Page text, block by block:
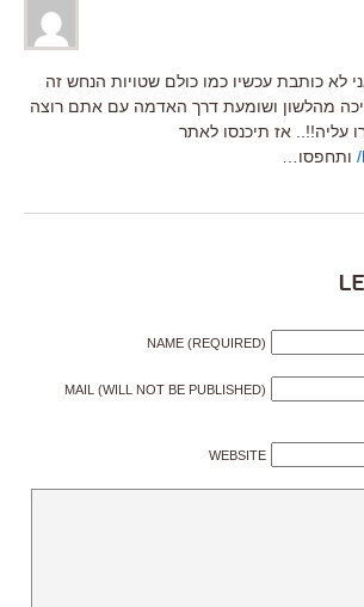
לא כותבת עכשיו כמו כולם שטויות הנחש זה
מהלשון ושומעת דרך האדמה עם אתם רוצה
עליה!!.. אז תיכנסו לאתר
ותחפסו…
NAME (REQUIRED)
MAIL (WILL NOT BE PUBLISHED)
WEBSITE